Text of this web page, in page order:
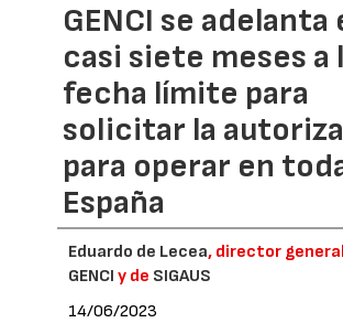
GENCI se adelanta
casi siete meses a
fecha límite para
solicitar la
para operar en
España
Eduardo de Lecea, director
GENCI y de SIGAUS
14/06/2023